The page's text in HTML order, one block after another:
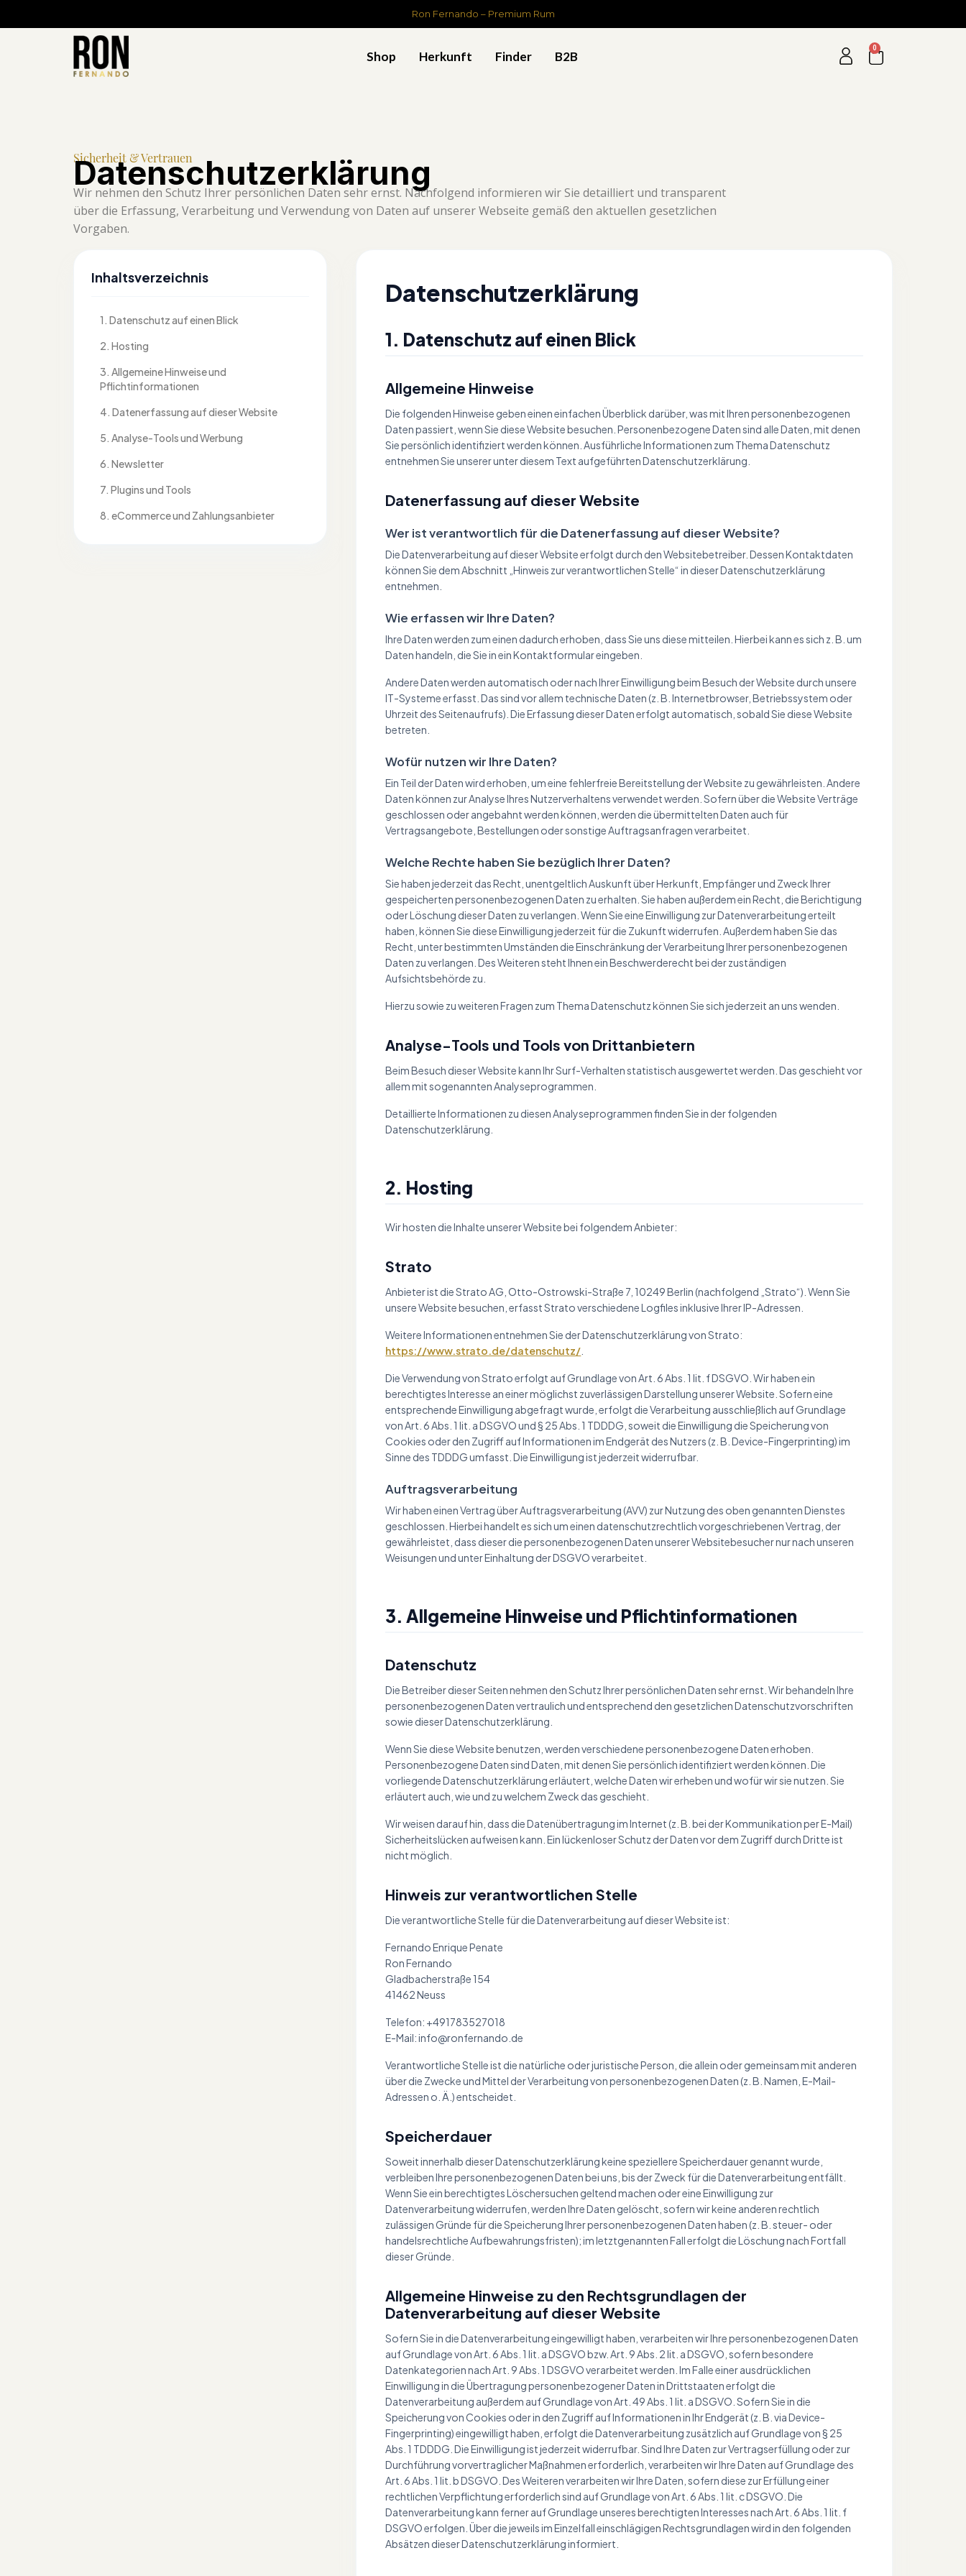
Ron Fernando – Premium Rum
Shop Herkunft Finder B2B
0
Sicherheit & Vertrauen
Datenschutzerklärung
Wir nehmen den Schutz Ihrer persönlichen Daten sehr ernst. Nachfolgend informieren wir Sie detailliert und transparent
über die Erfassung, Verarbeitung und Verwendung von Daten auf unserer Webseite gemäß den aktuellen gesetzlichen
Vorgaben.
Inhaltsverzeichnis
1. Datenschutz auf einen Blick
2. Hosting
3. Allgemeine Hinweise und
Pflichtinformationen
4. Datenerfassung auf dieser Website
5. Analyse-Tools und Werbung
6. Newsletter
7. Plugins und Tools
8. eCommerce und Zahlungsanbieter
Datenschutz­erklärung
1. Datenschutz auf einen Blick
Allgemeine Hinweise
Die folgenden Hinweise geben einen einfachen Überblick darüber, was mit Ihren personenbezogenen
Daten passiert, wenn Sie diese Website besuchen. Personenbezogene Daten sind alle Daten, mit denen
Sie persönlich identifiziert werden können. Ausführliche Informationen zum Thema Datenschutz
entnehmen Sie unserer unter diesem Text aufgeführten Datenschutzerklärung.
Datenerfassung auf dieser Website
Wer ist verantwortlich für die Datenerfassung auf dieser Website?
Die Datenverarbeitung auf dieser Website erfolgt durch den Websitebetreiber. Dessen Kontaktdaten
können Sie dem Abschnitt „Hinweis zur verantwortlichen Stelle“ in dieser Datenschutzerklärung
entnehmen.
Wie erfassen wir Ihre Daten?
Ihre Daten werden zum einen dadurch erhoben, dass Sie uns diese mitteilen. Hierbei kann es sich z. B. um
Daten handeln, die Sie in ein Kontaktformular eingeben.
Andere Daten werden automatisch oder nach Ihrer Einwilligung beim Besuch der Website durch unsere
IT-Systeme erfasst. Das sind vor allem technische Daten (z. B. Internetbrowser, Betriebssystem oder
Uhrzeit des Seitenaufrufs). Die Erfassung dieser Daten erfolgt automatisch, sobald Sie diese Website
betreten.
Wofür nutzen wir Ihre Daten?
Ein Teil der Daten wird erhoben, um eine fehlerfreie Bereitstellung der Website zu gewährleisten. Andere
Daten können zur Analyse Ihres Nutzerverhaltens verwendet werden. Sofern über die Website Verträge
geschlossen oder angebahnt werden können, werden die übermittelten Daten auch für
Vertragsangebote, Bestellungen oder sonstige Auftragsanfragen verarbeitet.
Welche Rechte haben Sie bezüglich Ihrer Daten?
Sie haben jederzeit das Recht, unentgeltlich Auskunft über Herkunft, Empfänger und Zweck Ihrer
gespeicherten personenbezogenen Daten zu erhalten. Sie haben außerdem ein Recht, die Berichtigung
oder Löschung dieser Daten zu verlangen. Wenn Sie eine Einwilligung zur Datenverarbeitung erteilt
haben, können Sie diese Einwilligung jederzeit für die Zukunft widerrufen. Außerdem haben Sie das
Recht, unter bestimmten Umständen die Einschränkung der Verarbeitung Ihrer personenbezogenen
Daten zu verlangen. Des Weiteren steht Ihnen ein Beschwerderecht bei der zuständigen
Aufsichtsbehörde zu.
Hierzu sowie zu weiteren Fragen zum Thema Datenschutz können Sie sich jederzeit an uns wenden.
Analyse-Tools und Tools von Dritt­anbietern
Beim Besuch dieser Website kann Ihr Surf-Verhalten statistisch ausgewertet werden. Das geschieht vor
allem mit sogenannten Analyseprogrammen.
Detaillierte Informationen zu diesen Analyseprogrammen finden Sie in der folgenden
Datenschutzerklärung.
2. Hosting
Wir hosten die Inhalte unserer Website bei folgendem Anbieter:
Strato
Anbieter ist die Strato AG, Otto-Ostrowski-Straße 7, 10249 Berlin (nachfolgend „Strato“). Wenn Sie
unsere Website besuchen, erfasst Strato verschiedene Logfiles inklusive Ihrer IP-Adressen.
Weitere Informationen entnehmen Sie der Datenschutzerklärung von Strato:
https://www.strato.de/datenschutz/
Die Verwendung von Strato erfolgt auf Grundlage von Art. 6 Abs. 1 lit. f DSGVO. Wir haben ein
berechtigtes Interesse an einer möglichst zuverlässigen Darstellung unserer Website. Sofern eine
entsprechende Einwilligung abgefragt wurde, erfolgt die Verarbeitung ausschließlich auf Grundlage
von Art. 6 Abs. 1 lit. a DSGVO und § 25 Abs. 1 TDDDG, soweit die Einwilligung die Speicherung von
Cookies oder den Zugriff auf Informationen im Endgerät des Nutzers (z. B. Device-Fingerprinting) im
Sinne des TDDDG umfasst. Die Einwilligung ist jederzeit widerrufbar.
Auftragsverarbeitung
Wir haben einen Vertrag über Auftragsverarbeitung (AVV) zur Nutzung des oben genannten Dienstes
geschlossen. Hierbei handelt es sich um einen datenschutzrechtlich vorgeschriebenen Vertrag, der
gewährleistet, dass dieser die personenbezogenen Daten unserer Websitebesucher nur nach unseren
Weisungen und unter Einhaltung der DSGVO verarbeitet.
3. Allgemeine Hinweise und Pflicht­informationen
Datenschutz
Die Betreiber dieser Seiten nehmen den Schutz Ihrer persönlichen Daten sehr ernst. Wir behandeln Ihre
personenbezogenen Daten vertraulich und entsprechend den gesetzlichen Datenschutzvorschriften
sowie dieser Datenschutzerklärung.
Wenn Sie diese Website benutzen, werden verschiedene personenbezogene Daten erhoben.
Personenbezogene Daten sind Daten, mit denen Sie persönlich identifiziert werden können. Die
vorliegende Datenschutzerklärung erläutert, welche Daten wir erheben und wofür wir sie nutzen. Sie
erläutert auch, wie und zu welchem Zweck das geschieht.
Wir weisen darauf hin, dass die Datenübertragung im Internet (z. B. bei der Kommunikation per E-Mail)
Sicherheitslücken aufweisen kann. Ein lückenloser Schutz der Daten vor dem Zugriff durch Dritte ist
nicht möglich.
Hinweis zur verantwortlichen Stelle
Die verantwortliche Stelle für die Datenverarbeitung auf dieser Website ist:
Fernando Enrique Penate
Ron Fernando
Gladbacherstraße 154
41462 Neuss
Telefon: +491783527018
E-Mail: info@ronfernando.de
Verantwortliche Stelle ist die natürliche oder juristische Person, die allein oder gemeinsam mit anderen
über die Zwecke und Mittel der Verarbeitung von personenbezogenen Daten (z. B. Namen, E-Mail-
Adressen o. Ä.) entscheidet.
Speicherdauer
Soweit innerhalb dieser Datenschutzerklärung keine speziellere Speicherdauer genannt wurde,
verbleiben Ihre personenbezogenen Daten bei uns, bis der Zweck für die Datenverarbeitung entfällt.
Wenn Sie ein berechtigtes Löschersuchen geltend machen oder eine Einwilligung zur
Datenverarbeitung widerrufen, werden Ihre Daten gelöscht, sofern wir keine anderen rechtlich
zulässigen Gründe für die Speicherung Ihrer personenbezogenen Daten haben (z. B. steuer- oder
handelsrechtliche Aufbewahrungsfristen); im letztgenannten Fall erfolgt die Löschung nach Fortfall
dieser Gründe.
Allgemeine Hinweise zu den Rechtsgrundlagen der
Datenverarbeitung auf dieser Website
Sofern Sie in die Datenverarbeitung eingewilligt haben, verarbeiten wir Ihre personenbezogenen Daten
auf Grundlage von Art. 6 Abs. 1 lit. a DSGVO bzw. Art. 9 Abs. 2 lit. a DSGVO, sofern besondere
Datenkategorien nach Art. 9 Abs. 1 DSGVO verarbeitet werden. Im Falle einer ausdrücklichen
Einwilligung in die Übertragung personenbezogener Daten in Drittstaaten erfolgt die
Datenverarbeitung außerdem auf Grundlage von Art. 49 Abs. 1 lit. a DSGVO. Sofern Sie in die
Speicherung von Cookies oder in den Zugriff auf Informationen in Ihr Endgerät (z. B. via Device-
Fingerprinting) eingewilligt haben, erfolgt die Datenverarbeitung zusätzlich auf Grundlage von § 25
Abs. 1 TDDDG. Die Einwilligung ist jederzeit widerrufbar. Sind Ihre Daten zur Vertragserfüllung oder zur
Durchführung vorvertraglicher Maßnahmen erforderlich, verarbeiten wir Ihre Daten auf Grundlage des
Art. 6 Abs. 1 lit. b DSGVO. Des Weiteren verarbeiten wir Ihre Daten, sofern diese zur Erfüllung einer
rechtlichen Verpflichtung erforderlich sind auf Grundlage von Art. 6 Abs. 1 lit. c DSGVO. Die
Datenverarbeitung kann ferner auf Grundlage unseres berechtigten Interesses nach Art. 6 Abs. 1 lit. f
DSGVO erfolgen. Über die jeweils im Einzelfall einschlägigen Rechtsgrundlagen wird in den folgenden
Absätzen dieser Datenschutzerklärung informiert.